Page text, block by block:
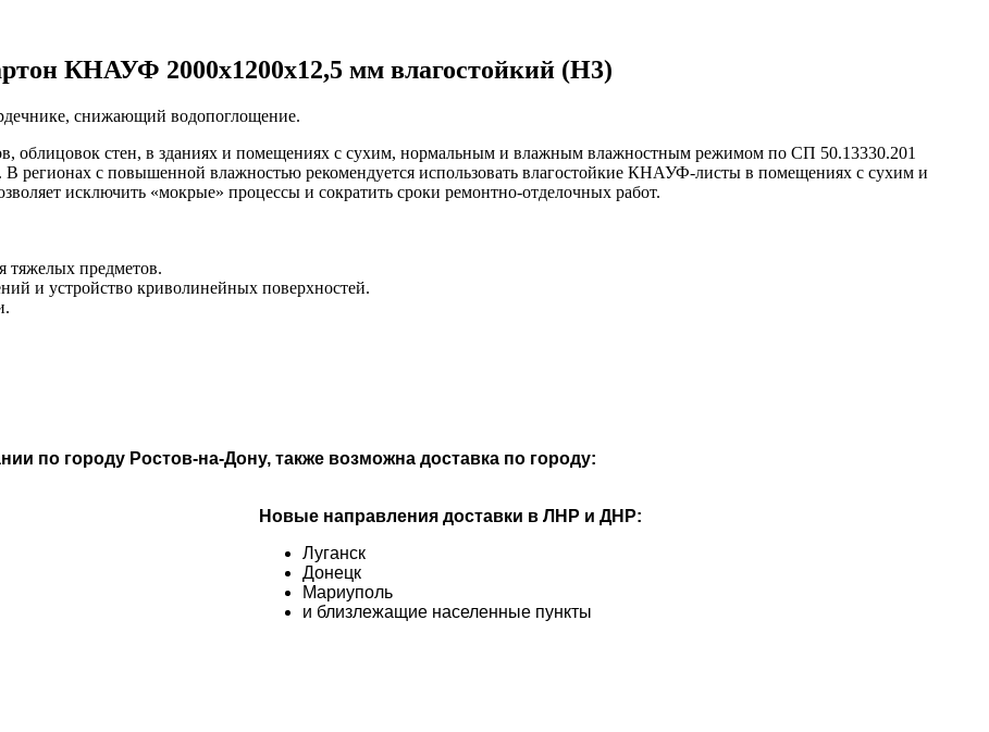
КНАУФ 2000х1200х12,5 мм влагостойкий (Н3)
снижающий водопоглощение.
облицовок стен, в зданиях и помещениях с сухим, нормальным и влажным влажностным режимом по СП 50.13330.201
В регионах с повышенной влажностью рекомендуется использовать влагостойкие КНАУФ-листы в помещениях с сухим и
исключить «мокрые» процессы и сократить сроки ремонтно-отделочных работ.
тяжелых предметов.
и устройство криволинейных поверхностей.
по городу Ростов-на-Дону, также возможна доставка по городу:
Новые направления доставки в ЛНР и ДНР:
Луганск
Донецк
Мариуполь
и близлежащие населенные пункты